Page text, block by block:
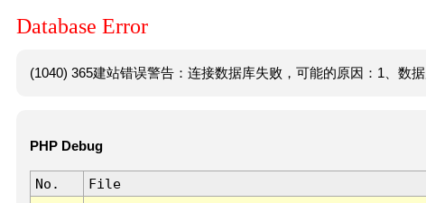
Database Error
(1040) 365建站错误警告：连接数据库失败，可能的原因：1、数
PHP Debug
No. File